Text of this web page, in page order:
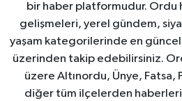
bir haber platformudur. Ordu
gelişmeleri, yerel gündem,
yaşam kategorilerinde en
üzerinden takip edebilirsiniz.
üzere Altınordu, Ünye, Fatsa,
diğer tüm ilçelerden haberleri